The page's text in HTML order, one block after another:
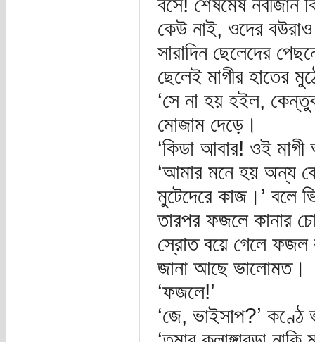
কেউ নাই, ওদের
সারাদিন ছেলেদের
ছেলেই মাগীর হাতের
‘সে না হয় হইল,
মোজাম দেড়ে।
‘কিডা আবার! ওই
‘আমার মনে হয় অন্য
মুটেদেরে কাজ।’ বলে
তারপর ফজলে কানার
স্রোত বয়ে গেলে ফজল
জানা আছে ভালোমত।
‘ফজলে!’
‘জে, ভাইসাপ?’